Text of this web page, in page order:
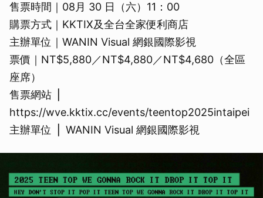
售票時間｜08月 30 日（六）11：00
購票方式｜KKTIX及全台全家便利商店
主辦單位｜WANIN Visual 網銀國際影視
票價｜NT$5,880／NT$4,880／NT$4,680（全區
座席）
售票網站 ⎪
https://wve.kktix.cc/events/teentop2025intaipei
主辦單位 ⎪ WANIN Visual 網銀國際影視